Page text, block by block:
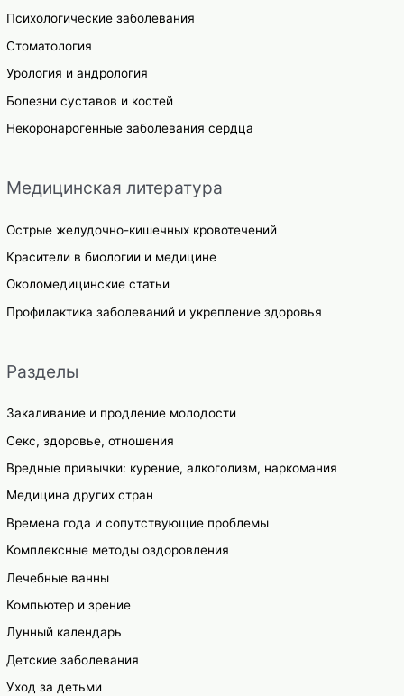
Психологические заболевания
Стоматология
Урология и андрология
Болезни суставов и костей
Некоронарогенные заболевания сердца
Медицинская литература
Острые желудочно-кишечных кровотечений
Красители в биологии и медицине
Околомедицинские статьи
Профилактика заболеваний и укрепление здоровья
Разделы
Закаливание и продление молодости
Секс, здоровье, отношения
Вредные привычки: курение, алкоголизм, наркомания
Медицина других стран
Времена года и сопутствующие проблемы
Комплексные методы оздоровления
Лечебные ванны
Компьютер и зрение
Лунный календарь
Детские заболевания
Уход за детьми